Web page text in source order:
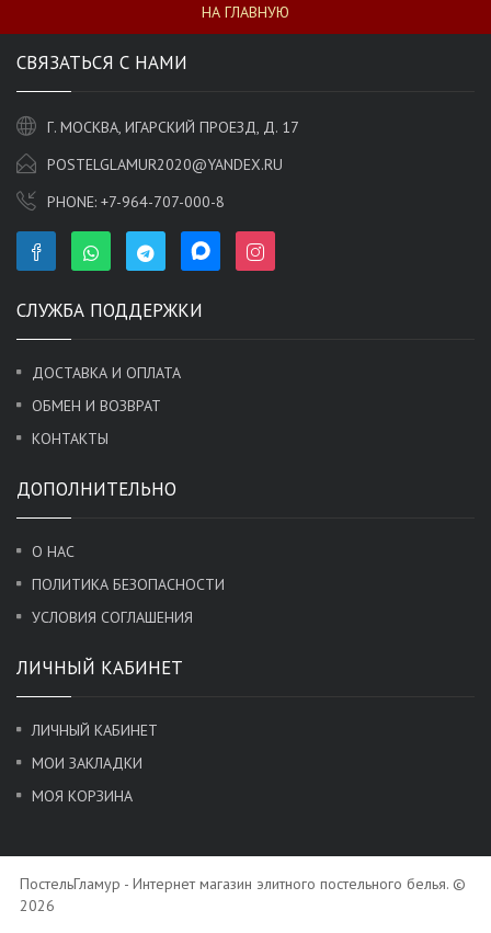
НА ГЛАВНУЮ
СВЯЗАТЬСЯ С НАМИ
Г. МОСКВА, ИГАРСКИЙ ПРОЕЗД, Д. 17
POSTELGLAMUR2020@YANDEX.RU
PHONE: +7-964-707-000-8
СЛУЖБА ПОДДЕРЖКИ
ДОСТАВКА И ОПЛАТА
ОБМЕН И ВОЗВРАТ
КОНТАКТЫ
ДОПОЛНИТЕЛЬНО
О НАС
ПОЛИТИКА БЕЗОПАСНОСТИ
УСЛОВИЯ СОГЛАШЕНИЯ
ЛИЧНЫЙ КАБИНЕТ
ЛИЧНЫЙ КАБИНЕТ
МОИ ЗАКЛАДКИ
МОЯ КОРЗИНА
ПостельГламур - Интернет магазин элитного постельного белья. ©
2026